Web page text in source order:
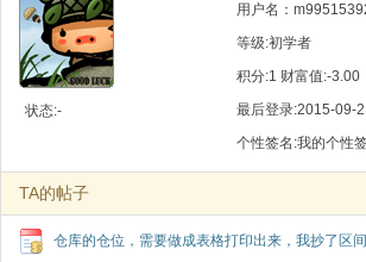
状态:-
用户名：
等级:初学者
积分:1 财富值:-3.00
最后登录:2015-09-
个性签名:我的个性
TA的帖子
仓库的仓位，需要做成表格打印出来，我抄了区